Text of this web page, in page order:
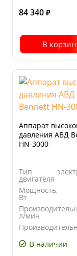
84 340 ₽
В
Аппарат
давления АВД
HN-3000
Тип
двигателя
Мощность,
Вт
л/мин
л/час
В наличии